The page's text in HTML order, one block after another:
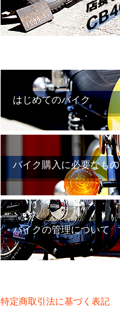
はじめてのバイク
バイク購入に必要なもの
バイクの管理について
特定商取引法に基づく表記